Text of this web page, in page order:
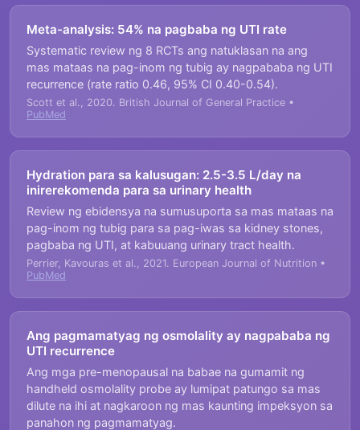
Meta-analysis: 54% na pagbaba ng UTI rate
Systematic review ng 8 RCTs ang natuklasan na ang
mas mataas na pag-inom ng tubig ay nagpababa ng UTI
recurrence (rate ratio 0.46, 95% CI 0.40-0.54).
Scott et al., 2020. British Journal of General Practice •
PubMed
Hydration para sa kalusugan: 2.5-3.5 L/day na
inirerekomenda para sa urinary health
Review ng ebidensya na sumusuporta sa mas mataas na
pag-inom ng tubig para sa pag-iwas sa kidney stones,
pagbaba ng UTI, at kabuuang urinary tract health.
Perrier, Kavouras et al., 2021. European Journal of Nutrition •
PubMed
Ang pagmamatyag ng osmolality ay nagpababa ng
UTI recurrence
Ang mga pre-menopausal na babae na gumamit ng
handheld osmolality probe ay lumipat patungo sa mas
dilute na ihi at nagkaroon ng mas kaunting impeksyon sa
panahon ng pagmamatyag.